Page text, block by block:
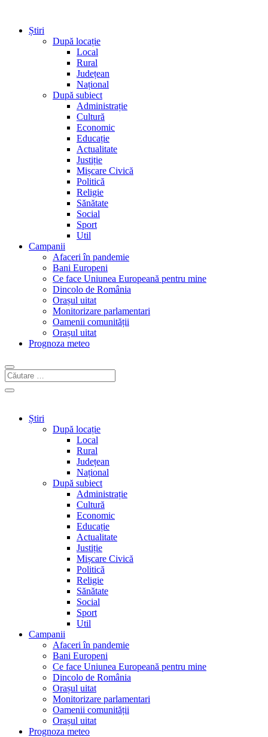
Știri
După locație
Local
Rural
Județean
Național
După subiect
Administrație
Cultură
Economic
Educație
Actualitate
Justiție
Mișcare Civică
Politică
Religie
Sănătate
Social
Sport
Util
Campanii
Afaceri în pandemie
Bani Europeni
Ce face Uniunea Europeană pentru mine
Dincolo de România
Orașul uitat
Monitorizare parlamentari
Oamenii comunității
Orașul uitat
Prognoza meteo
Știri
După locație
Local
Rural
Județean
Național
După subiect
Administrație
Cultură
Economic
Educație
Actualitate
Justiție
Mișcare Civică
Politică
Religie
Sănătate
Social
Sport
Util
Campanii
Afaceri în pandemie
Bani Europeni
Ce face Uniunea Europeană pentru mine
Dincolo de România
Orașul uitat
Monitorizare parlamentari
Oamenii comunității
Orașul uitat
Prognoza meteo